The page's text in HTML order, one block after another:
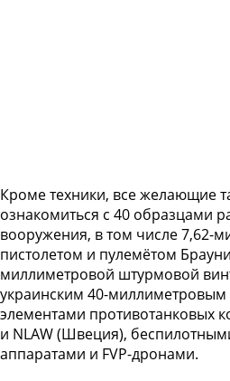
Кроме техники, все желающие
ознакомиться с 40 образцами
вооружения, в том числе 7,62-
пистолетом и пулемётом
миллиметровой штурмовой
украинским 40-миллиметровым
элементами противотанковых
и NLAW (Швеция),
аппаратами и FVP-дронами.